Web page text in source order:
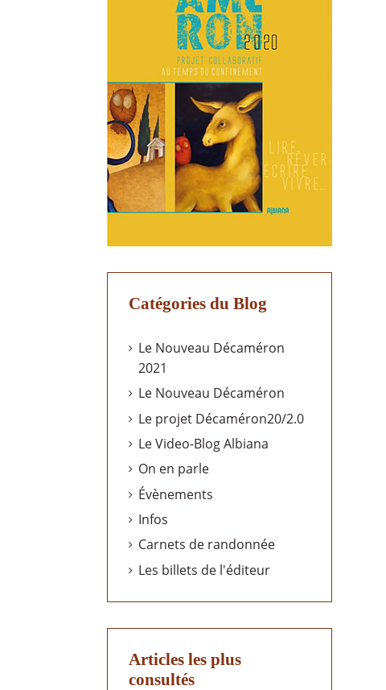
Catégories du Blog
Le Nouveau Décaméron
2021
Le Nouveau Décaméron
Le projet Décaméron20/2.0
Le Video-Blog Albiana
On en parle
Évènements
Infos
Carnets de randonnée
Les billets de l'éditeur
Articles les plus
consultés